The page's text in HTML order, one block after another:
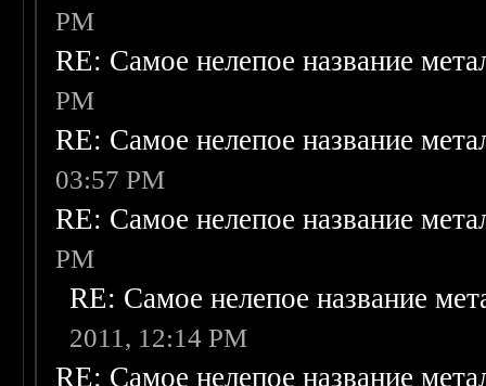
PM
RE: Самое нелепое название
PM
RE: Самое нелепое название
03:57 PM
RE: Самое нелепое название
PM
RE: Самое нелепое название
2011, 12:14 PM
RE: Самое нелепое название